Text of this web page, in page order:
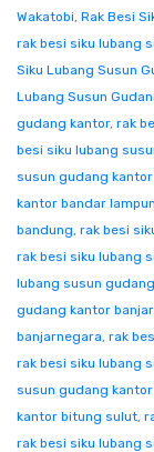
Wakatobi, Rak Besi
rak besi siku lubang
Siku Lubang Susun
Lubang Susun
gudang kantor, rak
besi siku lubang
susun gudang
kantor bandar
bandung, rak besi
rak besi siku lubang
lubang susun
gudang kantor
banjarnegara, rak
rak besi siku lubang
susun gudang
kantor bitung sulut,
rak besi siku lubang